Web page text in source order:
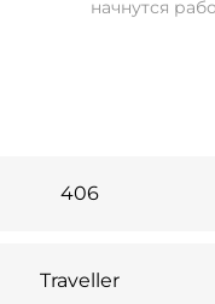
начнутся
406
Traveller